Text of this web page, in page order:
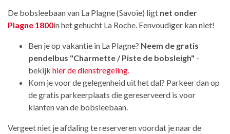
De bobsleebaan van La Plagne (Savoie) ligt net onder
Plagne 1800in het gehucht La Roche. Eenvoudiger kan niet!
Ben je op vakantie in La Plagne? Neem de gratis
pendelbus "Charmette / Piste de bobsleigh" -
bekijk hier de dienstregeling
Kom je voor de gelegenheid uit het dal? Parkeer dan op
de gratis parkeerplaats die gereserveerd is voor
klanten van de bobsleebaan.
Vergeet niet je afdaling te reserveren voordat je naar de